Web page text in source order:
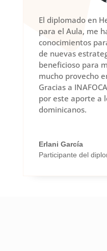
El diplomado en
para el Aula, me
conocimientos
de nuevas
beneficioso para
mucho provecho
Gracias a
por este aporte a
dominicanos.
Erlani García
Participante del